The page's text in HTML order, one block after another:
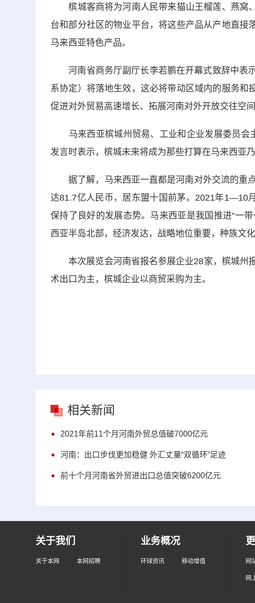
槟城客商将为河南人民带来猫山王榴莲、燕窝
台和部分社区的物业平台，将这些产品从产地直
马来西亚特色产品。
河南省商务厅副厅长李若鹏在开幕式致辞中表
系协定）将落地生效，这必将带动区域内的服务和
促进对外贸易高速增长、拓展河南对外开放交往空间
马来西亚槟城州贸易、工业和企业发展委员会
发言时表示，槟城未来将成为那些打算在马来西亚
据了解，马来西亚一直都是河南对外交流的重
达81.7亿人民币，居东盟十国前茅。2021年1—10
保持了良好的发展态势。马来西亚是我国推进“一
西亚半岛北部，经济发达，战略地位重要，种族文化
本次展览会河南省报名参展企业28家，槟城州
术出口为主，槟城企业以商贸采购为主。
相关新闻
2021年前11个月河南外贸总值破7000亿元
河南：出口步伐更加稳健 外汇丈量“双循环”足迹
前十个月河南省外贸进出口总值突破6200亿元
关于我们
关于本网 本网招聘
业务概况
环球资讯 移动增值 网
网